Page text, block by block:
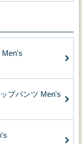
Men's
プパンツ Men's